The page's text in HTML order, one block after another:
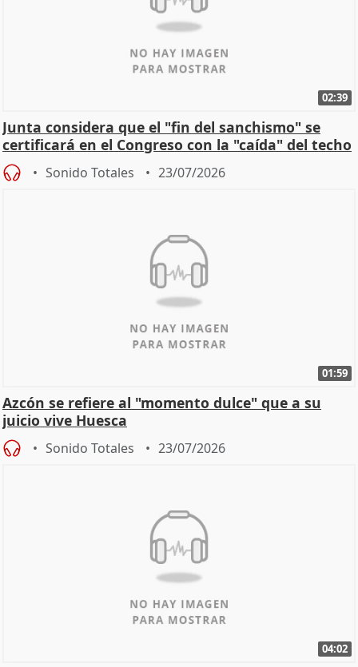
02:39
Junta considera que el "fin del sanchismo" se
certificará en el Congreso con la "caída" del techo
de
Sonido Totales 23/07/2026
01:59
Azcón se refiere al "momento dulce" que a su
juicio vive Huesca
Sonido Totales 23/07/2026
04:02